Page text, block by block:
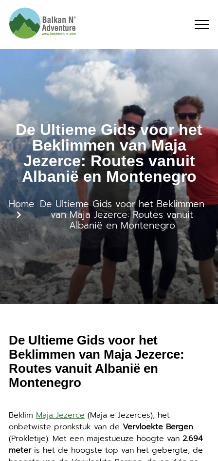
Maja Jezerce
De Ultieme Gids voor het
Beklimmen van Maja
Jezerce: Routes vanuit
Albanië en Montenegro
Home De Ultieme Gids voor het Beklimmen
van Maja Jezerce: Routes vanuit
Albanië en Montenegro
De Ultieme Gids voor het
Beklimmen van Maja Jezerce:
Routes vanuit Albanië en
Montenegro
Beklim Maja Jezerce(Maja e Jezercës), het
onbetwiste pronkstuk van de Vervloekte Bergen
(Prokletije). Met een majestueuze hoogte van 2.694
meteris het de hoogste top van het gebergte, de